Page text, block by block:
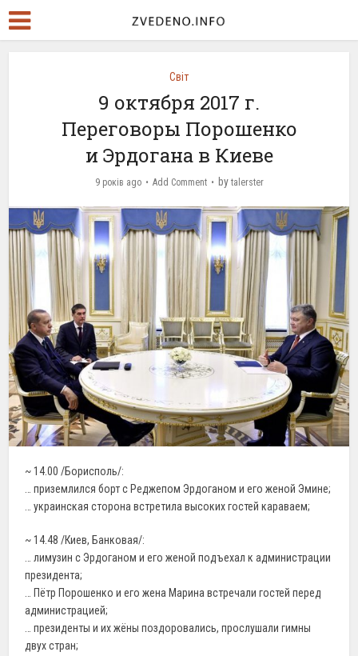
Світ
9 октября 2017 г.
Переговоры Порошенко
и Эрдогана в Киеве
9 років ago Add Comment by talerster
~ 14.00 /Борисполь/:
… приземлился борт с Реджепом Эрдоганом и его женой Эмине;
… украинская сторона встретила высоких гостей караваем;
~ 14.48 /Киев, Банковая/:
… лимузин с Эрдоганом и его женой подъехал к администрации
президента;
… Пётр Порошенко и его жена Марина встречали гостей перед
администрацией;
… президенты и их жёны поздоровались, прослушали гимны
двух стран;